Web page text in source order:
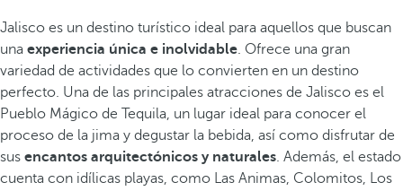
Jalisco es un destino turístico ideal para aquellos que buscan
una experiencia única e inolvidable. Ofrece una gran
variedad de actividades que lo convierten en un destino
perfecto. Una de las principales atracciones de Jalisco es el
Pueblo Mágico de Tequila, un lugar ideal para conocer el
proceso de la jima y degustar la bebida, así como disfrutar de
sus encantos arquitectónicos y naturales. Además, el estado
cuenta con idílicas playas, como Las Animas, Colomitos, Los